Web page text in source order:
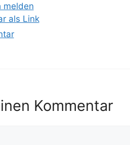
melden
als Link
Kommentar